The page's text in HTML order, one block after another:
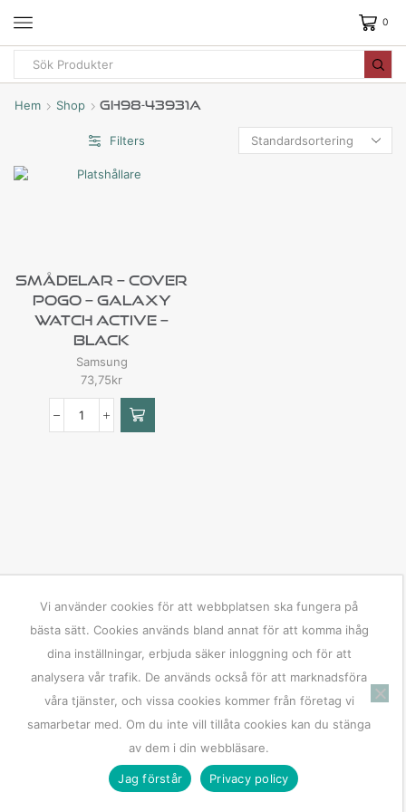
0
Hem Shop GH98-43931A
Filters
Smådelar – Cover
Pogo – Galaxy
Watch Active –
Black
Samsung
73,75kr
Vi använder cookies för att webbplatsen ska fungera på
bästa sätt. Cookies används bland annat för att komma ihåg
dina inställningar, erbjuda säker inloggning och för att
analysera vår trafik. De används också för att marknadsföra
våra tjänster, och vissa cookies kommer från företag vi
samarbetar med. Om du inte vill tillåta cookies kan du stänga
av dem i din webbläsare.
Jag förstår Privacy policy